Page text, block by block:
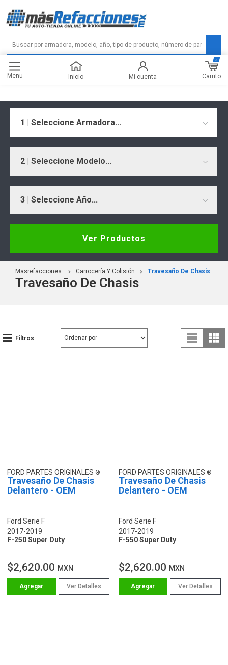
Menu Inicio Mi cuenta Carrito
0
1 | Seleccione Armadora...
2 | Seleccione Modelo...
3 | Seleccione Año...
Ver Productos
Masrefacciones Carrocería Y Colisión Travesaño De Chasis
Travesaño De Chasis
Filtros
FORD PARTES ORIGINALES
Travesaño De Chasis
Delantero - OEM
Ford Serie F
2017-2019
F-250 Super Duty
$2,620.00 MXN
Ver Detalles
FORD PARTES ORIGINALES
Travesaño De Chasis
Delantero - OEM
Ford Serie F
2017-2019
F-550 Super Duty
$2,620.00 MXN
Ver Detalles